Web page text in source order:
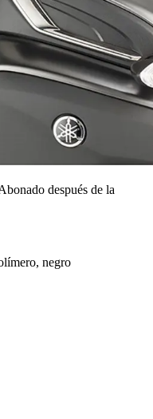
después de la
negro